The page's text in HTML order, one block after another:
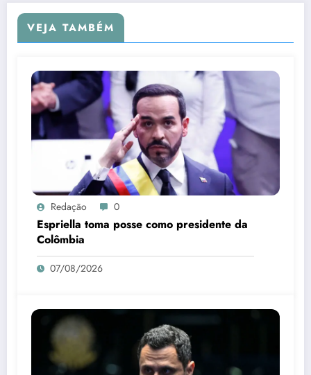
VEJA TAMBÉM
Redação 0
Espriella toma posse como presidente da
Colômbia
07/08/2026